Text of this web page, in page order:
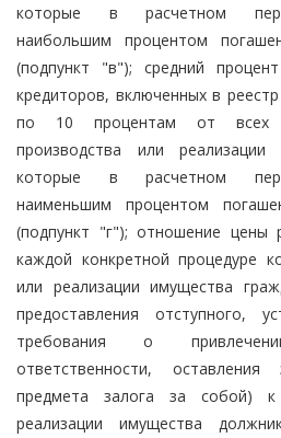
которые в расчетном
наибольшим процентом
(подпункт "в"); средний
кредиторов, включенных в
по 10 процентам от всех
производства или реализации
которые в расчетном
наименьшим процентом
(подпункт "г"); отношение цены
каждой конкретной процедуре
или реализации имущества
предоставления отступного,
требования о
ответственности,
предмета залога за собой)
реализации имущества